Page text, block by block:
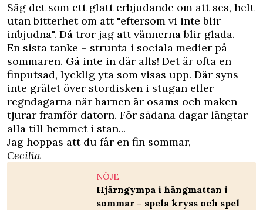
Säg det som ett glatt erbjudande om att ses, helt
utan bitterhet om att "eftersom vi inte blir
inbjudna". Då tror jag att vännerna blir glada.
En sista tanke – strunta i sociala medier på
sommaren. Gå inte in där alls! Det är ofta en
finputsad, lycklig yta som visas upp. Där syns
inte grälet över stordisken i stugan eller
regndagarna när barnen är osams och maken
tjurar framför datorn. För sådana dagar längtar
alla till hemmet i stan...
Jag hoppas att du får en fin sommar,
Cecilia
NÖJE
Hjärngympa i hängmattan i
sommar – spela kryss och spel